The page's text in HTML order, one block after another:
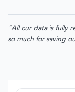
"All our data is fully
so much for saving